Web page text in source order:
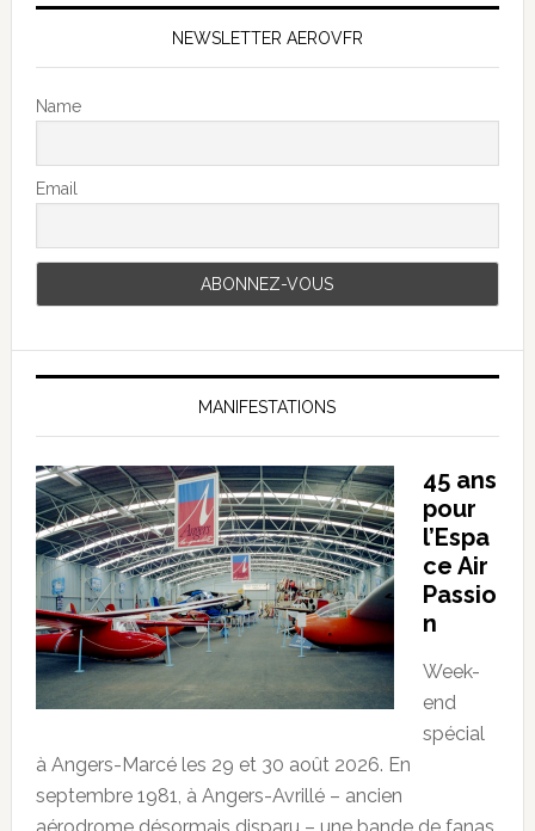
NEWSLETTER AEROVFR
Name
Email
MANIFESTATIONS
45 ans
pour
l’Espa
ce Air
Passio
n
Week-
end
spécial
à Angers-Marcé les 29 et 30 août 2026. En
septembre 1981, à Angers-Avrillé – ancien
aérodrome désormais disparu – une bande de fanas